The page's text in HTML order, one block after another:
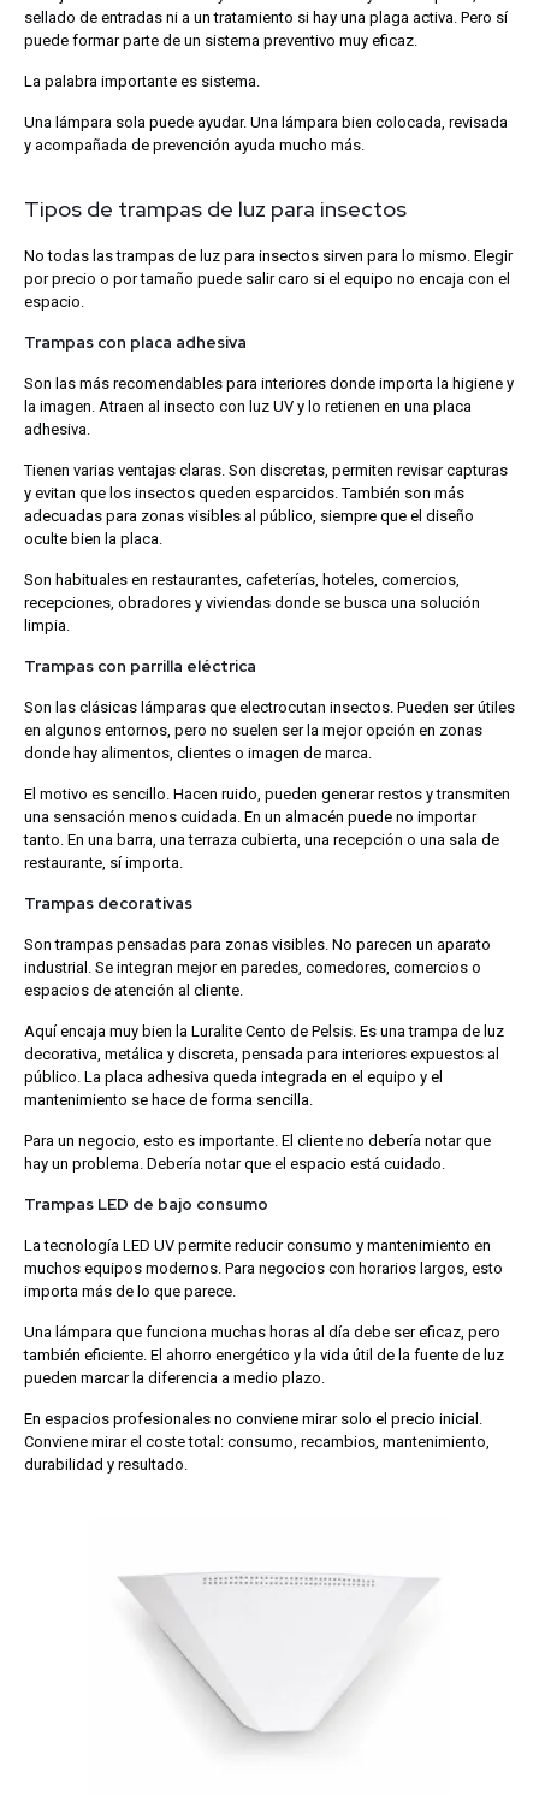
sellado de entradas ni a un tratamiento si hay una plaga activa. Pero sí
puede formar parte de un sistema preventivo muy eficaz.
La palabra importante es sistema.
Una lámpara sola puede ayudar. Una lámpara bien colocada, revisada
y acompañada de prevención ayuda mucho más.
Tipos de trampas de luz para insectos
No todas las trampas de luz para insectos sirven para lo mismo. Elegir
por precio o por tamaño puede salir caro si el equipo no encaja con el
espacio.
Trampas con placa adhesiva
Son las más recomendables para interiores donde importa la higiene y
la imagen. Atraen al insecto con luz UV y lo retienen en una placa
adhesiva.
Tienen varias ventajas claras. Son discretas, permiten revisar capturas
y evitan que los insectos queden esparcidos. También son más
adecuadas para zonas visibles al público, siempre que el diseño
oculte bien la placa.
Son habituales en restaurantes, cafeterías, hoteles, comercios,
recepciones, obradores y viviendas donde se busca una solución
limpia.
Trampas con parrilla eléctrica
Son las clásicas lámparas que electrocutan insectos. Pueden ser útiles
en algunos entornos, pero no suelen ser la mejor opción en zonas
donde hay alimentos, clientes o imagen de marca.
El motivo es sencillo. Hacen ruido, pueden generar restos y transmiten
una sensación menos cuidada. En un almacén puede no importar
tanto. En una barra, una terraza cubierta, una recepción o una sala de
restaurante, sí importa.
Trampas decorativas
Son trampas pensadas para zonas visibles. No parecen un aparato
industrial. Se integran mejor en paredes, comedores, comercios o
espacios de atención al cliente.
Aquí encaja muy bien la Luralite Cento de Pelsis. Es una trampa de luz
decorativa, metálica y discreta, pensada para interiores expuestos al
público. La placa adhesiva queda integrada en el equipo y el
mantenimiento se hace de forma sencilla.
Para un negocio, esto es importante. El cliente no debería notar que
hay un problema. Debería notar que el espacio está cuidado.
Trampas LED de bajo consumo
La tecnología LED UV permite reducir consumo y mantenimiento en
muchos equipos modernos. Para negocios con horarios largos, esto
importa más de lo que parece.
Una lámpara que funciona muchas horas al día debe ser eficaz, pero
también eficiente. El ahorro energético y la vida útil de la fuente de luz
pueden marcar la diferencia a medio plazo.
En espacios profesionales no conviene mirar solo el precio inicial.
Conviene mirar el coste total: consumo, recambios, mantenimiento,
durabilidad y resultado.